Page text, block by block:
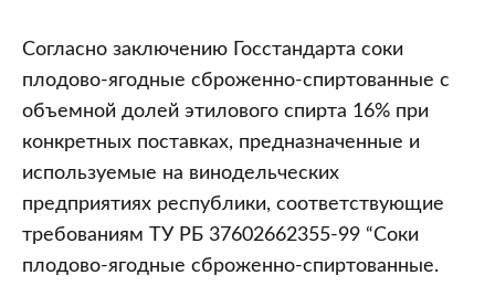
Согласно заключению Госстандарта соки
плодово-ягодные сброженно-спиртованные с
объемной долей этилового спирта 16% при
конкретных поставках, предназначенные и
используемые на винодельческих
предприятиях республики, соответствующие
требованиям ТУ РБ 37602662355-99 “Соки
плодово-ягодные сброженно-спиртованные.